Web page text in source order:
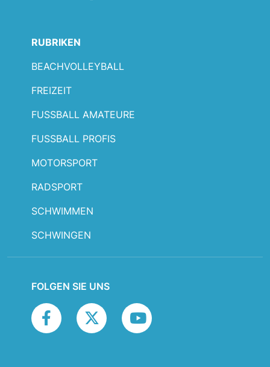
RUBRIKEN
BEACHVOLLEYBALL
FREIZEIT
FUSSBALL AMATEURE
FUSSBALL PROFIS
MOTORSPORT
RADSPORT
SCHWIMMEN
SCHWINGEN
FOLGEN SIE UNS